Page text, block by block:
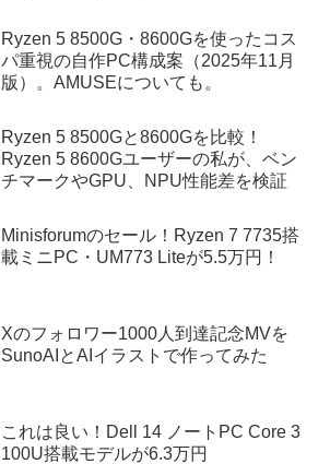
Ryzen 5 8500G・8600Gを使ったコス
パ重視の自作PC構成案（2025年11月
版）。AMUSEについても。
Ryzen 5 8500Gと8600Gを比較！
Ryzen 5 8600Gユーザーの私が、ベン
チマークやGPU、NPU性能差を検証
Minisforumのセール！Ryzen 7 7735搭
載ミニPC・UM773 Liteが5.5万円！
Xのフォロワー1000人到達記念MVを
SunoAIとAIイラストで作ってみた
これは良い！Dell 14 ノートPC Core 3
100U搭載モデルが6.3万円